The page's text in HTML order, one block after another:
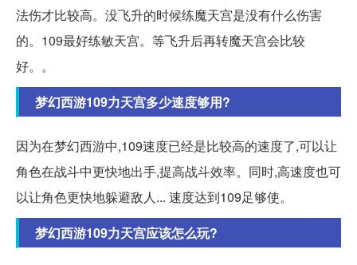
法伤才比较高。没飞升的时候练魔天宫是没有什么伤害
的。109最好练敏天宫。等飞升后再转魔天宫会比较
好。。
梦幻西游109力天宫多少速度够用?
因为在梦幻西游中,109速度已经是比较高的速度了,可以让
角色在战斗中更快地出手,提高战斗效率。同时,高速度也可
以让角色更快地躲避敌人... 速度达到109足够使。
梦幻西游109力天宫应该怎么玩?